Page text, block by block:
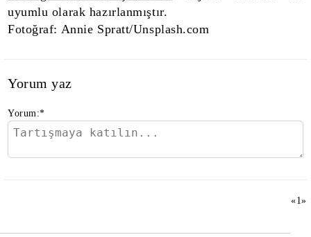
uyumlu olarak hazırlanmıştır.
Fotoğraf: Annie Spratt/Unsplash.com
Yorum yaz
Yorum:*
«1»